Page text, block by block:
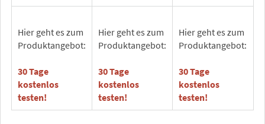
Hier geht es zum
Produktangebot:
30 Tage
kostenlos
testen!
Hier geht es zum
Produktangebot:
30 Tage
kostenlos
testen!
Hier geht es zum
Produktangebot:
30 Tage
kostenlos
testen!